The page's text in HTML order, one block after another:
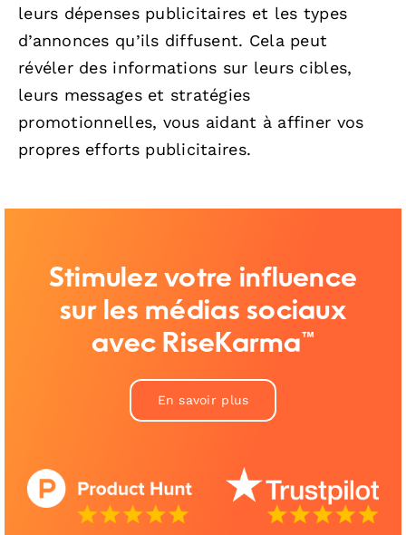
leurs dépenses publicitaires et les types
d’annonces qu’ils diffusent. Cela peut
révéler des informations sur leurs cibles,
leurs messages et stratégies
promotionnelles, vous aidant à affiner vos
propres efforts publicitaires.
Stimulez votre influence
sur les médias sociaux
avec RiseKarma™
En savoir plus